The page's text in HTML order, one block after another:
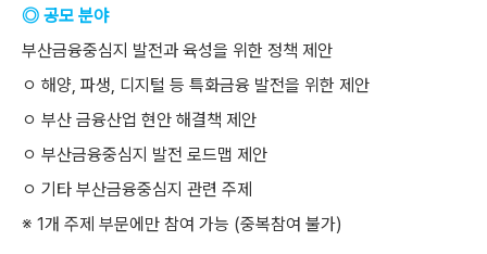
◎ 공모 분야
부산금융중심지 발전과 육성을 위한 정책 제안
ㅇ 해양, 파생, 디지털 등 특화금융 발전을 위한 제안
ㅇ 부산 금융산업 현안 해결책 제안
ㅇ 부산금융중심지 발전 로드맵 제안
ㅇ 기타 부산금융중심지 관련 주제
※ 1개 주제 부문에만 참여 가능 (중복참여 불가)